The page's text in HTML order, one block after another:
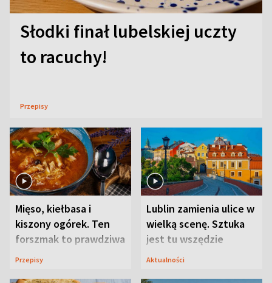
Słodki finał lubelskiej uczty
to racuchy!
Przepisy
Mięso, kiełbasa i
kiszony ogórek. Ten
forszmak to prawdziwa
uczta
Przepisy
Lublin zamienia ulice w
wielką scenę. Sztuka
jest tu wszędzie
Aktualności